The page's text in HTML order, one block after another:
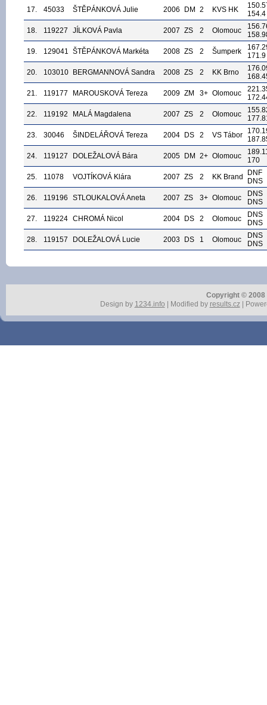
17.
45033 ŠTĚPÁNKOVÁ Julie 2006 DM 2 KVS HK
154.4
18.
119227 JÍLKOVÁ Pavla 2007 ZS 2 Olomouc
19.
129041 ŠTĚPÁNKOVÁ Markéta 2008 ZS 2 Šumperk
171.9
20.
103010 BERGMANNOVÁ Sandra 2008 ZS 2 KK Brno
21.
119177 MAROUSKOVÁ Tereza 2009 ZM 3+ Olomouc
22.
119192 MALÁ Magdalena 2007 ZS 2 Olomouc
23.
30046 ŠINDELÁŘOVÁ Tereza 2004 DS 2 VS Tábor
24.
119127 DOLEŽALOVÁ Bára 2005 DM 2+ Olomouc
170
25.
11078 VOJTÍKOVÁ Klára 2007 ZS 2 KK Brand
DNF
DNS
26.
119196 STLOUKALOVÁ Aneta 2007 ZS 3+ Olomouc
DNS
DNS
27.
119224 CHROMÁ Nicol 2004 DS 2 Olomouc
DNS
DNS
28.
119157 DOLEŽALOVÁ Lucie 2003 DS 1 Olomouc
DNS
DNS
Copyright ©
Design by 1234.info | Modified by results.cz|